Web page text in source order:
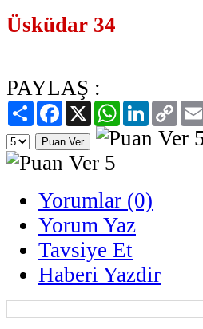
Üsküdar 34
PAYLAŞ :
PaylaşFacebook
X WhatsAppLinkedIn
Copy
Link
Yorumlar (0)
Yorum Yaz
Tavsiye Et
Haberi Yazdir